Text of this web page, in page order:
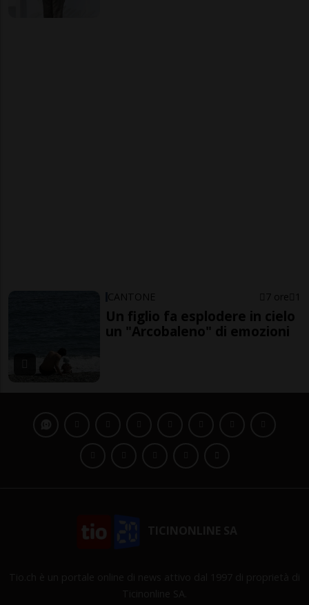
CANTONE 7 ore 1
Un figlio fa esplodere in cielo
un "Arcobaleno" di emozioni